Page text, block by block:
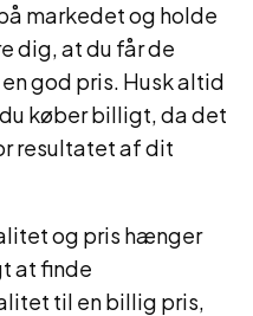
markedet og holde
dig, at du får de
god pris. Husk altid
køber billigt, da det
resultatet af dit
og pris hænger
at finde
til en billig pris,